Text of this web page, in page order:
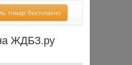
товар бесплатно
ЖДБЗ.ру